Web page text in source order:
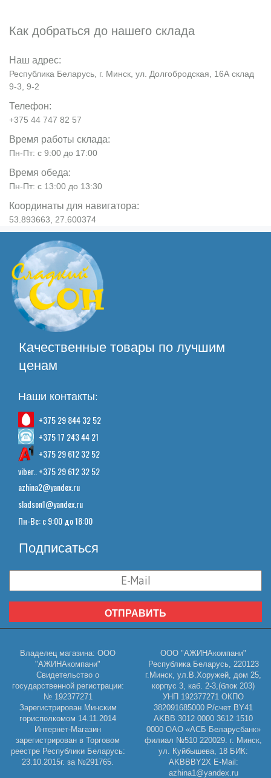
Как добраться до нашего склада
Наш адрес:
Республика Беларусь, г. Минск, ул. Долгобродская, 16А склад
9-3, 9-2
Телефон:
+375 44 747 82 57
Время работы склада:
Пн-Пт: с 9:00 до 17:00
Время обеда:
Пн-Пт: с 13:00 до 13:30
Координаты для навигатора:
53.893663, 27.600374
Качественные товары по лучшим
ценам
Наши контакты:
+375 29 844 32 52
+375 17 243 44 21
+375 29 612 32 52
viber.. +375 29 612 32 52
azhina2@yandex.ru
sladson1@yandex.ru
Пн-Вс: с 9:00 до 18:00
Подписаться
ОТПРАВИТЬ
Владелец магазина: ООО
"АЖИНАкомпани"
Свидетельство о
государственной регистрации:
№ 192377271
Зарегистрирован Минским
горисполкомом 14.11.2014
Интернет-Магазин
зарегистрирован в Торговом
реестре Республики Беларусь:
23.10.2015г. за №291765.
ООО "АЖИНАкомпани"
Республика Беларусь, 220123
г.Минск, ул.В.Хоружей, дом 25,
корпус 3, каб. 2-3,(блок 203)
УНП 192377271 ОКПО
382091685000 Р/счет BY41
AKBB 3012 0000 3612 1510
0000 ОАО «АСБ Беларусбанк»
филиал №510 220029. г. Минск,
ул. Куйбышева, 18 БИК:
AKBBBY2X E-Mail:
azhina1@yandex.ru